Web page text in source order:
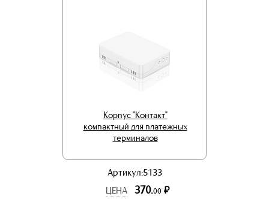
Корпус "Контакт"
компактный для платежных
терминалов
Артикул:5133
ЦЕНА
370.00 р.